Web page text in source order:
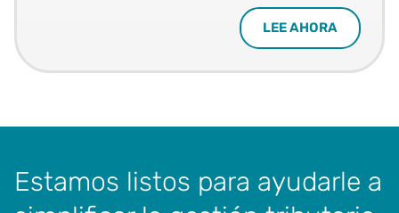
LEE AHORA
Estamos listos para ayudarle a